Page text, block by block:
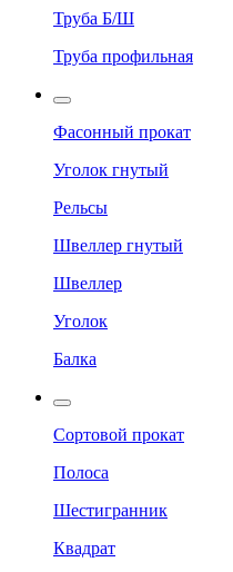
Труба Б/Ш
Труба профильная
Фасонный прокат
Уголок гнутый
Рельсы
Швеллер гнутый
Швеллер
Уголок
Балка
Сортовой прокат
Полоса
Шестигранник
Квадрат